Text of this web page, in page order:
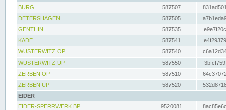
BURG
587507
DETERSHAGEN
587505
GENTHIN
587535
KADE
587541
WUSTERWITZ OP
587540
WUSTERWITZ UP
587550
ZERBEN OP
587510
ZERBEN UP
587520
EIDER
EIDER-SPERRWERK BP
9520081